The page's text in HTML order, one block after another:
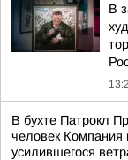
В
В бухте Патрокл
человек Компания
усилившегося